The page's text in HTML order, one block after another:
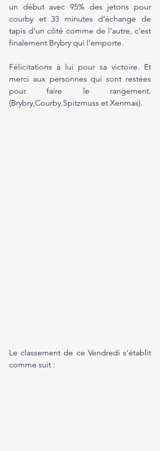
un début avec 95% des jetons pour
courby et 33 minutes d'échange de
tapis d'un côté comme de l'autre, c'est
finalement Brybry qui l'emporte.
Félicitations à lui pour sa victoire. Et
merci aux personnes qui sont restées
pour faire le rangement.
(Brybry,Courby,Spitzmuss et Xenmas).
Le classement de ce Vendredi s'établit
comme suit :